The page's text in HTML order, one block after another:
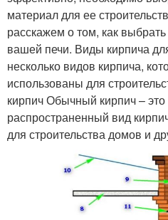
материал для ее
расскажем о том, как
вашей печи. Виды кирпича
несколько видов кирпича,
использованы для
кирпич Обычный кирпич –
распространенный вид
для строительства домов и